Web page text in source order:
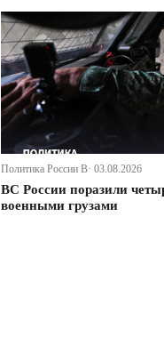
Политика России В· 03.08.2026
ВС России поразили
военными грузами